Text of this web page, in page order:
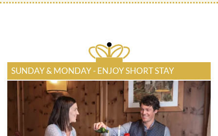
SUNDAY & MONDAY - ENJOY SHORT STAY